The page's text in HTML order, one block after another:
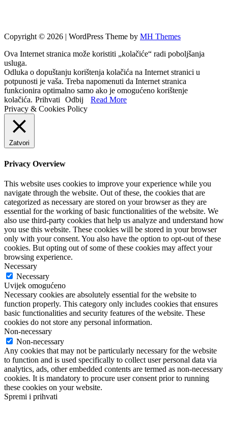
Copyright © 2026 | WordPress Theme by MH Themes
Ova Internet stranica može koristiti „kolačiće“ radi poboljšanja
usluga.
Odluka o dopuštanju korištenja kolačića na Internet stranici u
potpunosti je vaša. Treba napomenuti da Internet stranica
funkcionira optimalno samo ako je omogućeno korištenje
kolačića. Prihvati Odbij
Read More
Privacy & Cookies Policy
Zatvori
Privacy Overview
This website uses cookies to improve your experience while you
navigate through the website. Out of these, the cookies that are
categorized as necessary are stored on your browser as they are
essential for the working of basic functionalities of the website. We
also use third-party cookies that help us analyze and understand how
you use this website. These cookies will be stored in your browser
only with your consent. You also have the option to opt-out of these
cookies. But opting out of some of these cookies may affect your
browsing experience.
Necessary
Necessary
Uvijek omogućeno
Necessary cookies are absolutely essential for the website to
function properly. This category only includes cookies that ensures
basic functionalities and security features of the website. These
cookies do not store any personal information.
Non-necessary
Non-necessary
Any cookies that may not be particularly necessary for the website
to function and is used specifically to collect user personal data via
analytics, ads, other embedded contents are termed as non-necessary
cookies. It is mandatory to procure user consent prior to running
these cookies on your website.
Spremi i prihvati